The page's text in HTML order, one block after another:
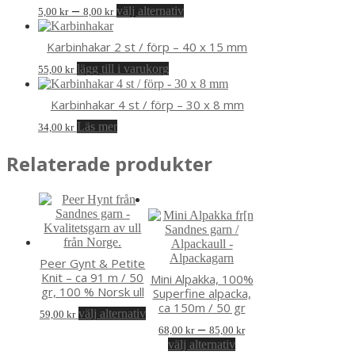
5,00 kr – 8,00 krPrisintervall:
5,00 kr
till
8,00 kr
välj alternativDen
har
varianter.
De
olika
på
Karbinhakar 2 st / förp – 40 x 15 mm
55,00 kr lägg till i varukorg
Karbinhakar 4 st / förp – 30 x 8 mm
34,00 kr Läs mer
Relaterade produkter
Peer Gynt & Petite
Knit – ca 91 m / 50
gr, 100 % Norsk ull
59,00 kr välj alternativDen
här
produkten
Mini Alpakka, 100%
Superfine alpacka,
ca 150m / 50 gr
68,00 kr – 85,00 krPrisintervall:
välj alternativDen